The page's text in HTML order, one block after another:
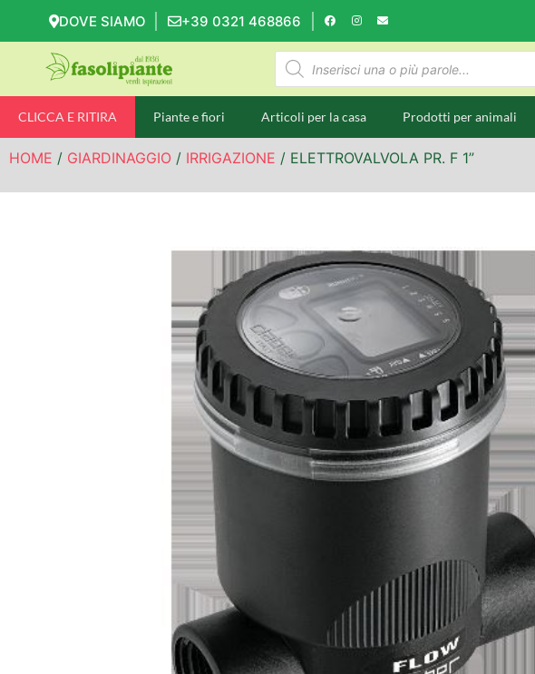
DOVE SIAMO +39 0321 468866
CLICCA E RITIRA Piante e fiori Articoli per la casa Prodotti per animali
HOME / GIARDINAGGIO / IRRIGAZIONE / ELETTROVALVOLA PR. F 1”